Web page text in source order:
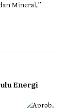
Mineral,”
Energi